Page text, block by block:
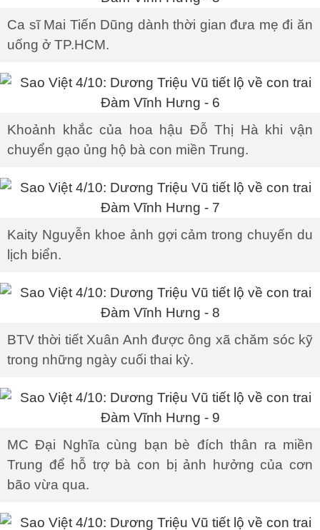
Ca sĩ Mai Tiến Dũng dành thời gian đưa mẹ đi ăn
uống ở TP.HCM.
Khoảnh khắc của hoa hậu Đỗ Thị Hà khi vận
chuyển gạo ủng hộ bà con miền Trung.
Kaity Nguyễn khoe ảnh gợi cảm trong chuyến du
lịch biển.
BTV thời tiết Xuân Anh được ông xã chăm sóc kỹ
trong những ngày cuối thai kỳ.
MC Đại Nghĩa cùng bạn bè đích thân ra miền
Trung để hỗ trợ bà con bị ảnh hưởng của cơn
bão vừa qua.